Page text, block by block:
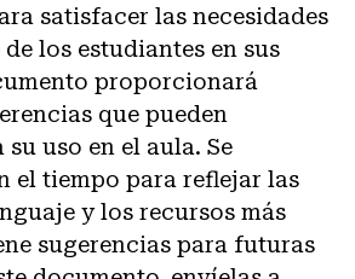
satisfacer las necesidades
los estudiantes en sus
proporcionará
que pueden
uso en el aula. Se
el tiempo para reflejar las
y los recursos más
sugerencias para futuras